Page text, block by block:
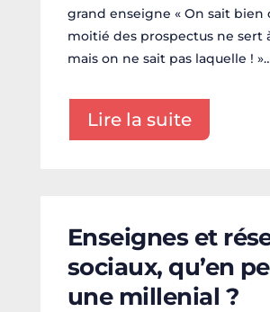
grand enseigne « On sait bien
moitié des prospectus ne sert
mais on ne sait pas laquelle !
Lire la suite
Enseignes et
sociaux, qu’en
une millenial ?